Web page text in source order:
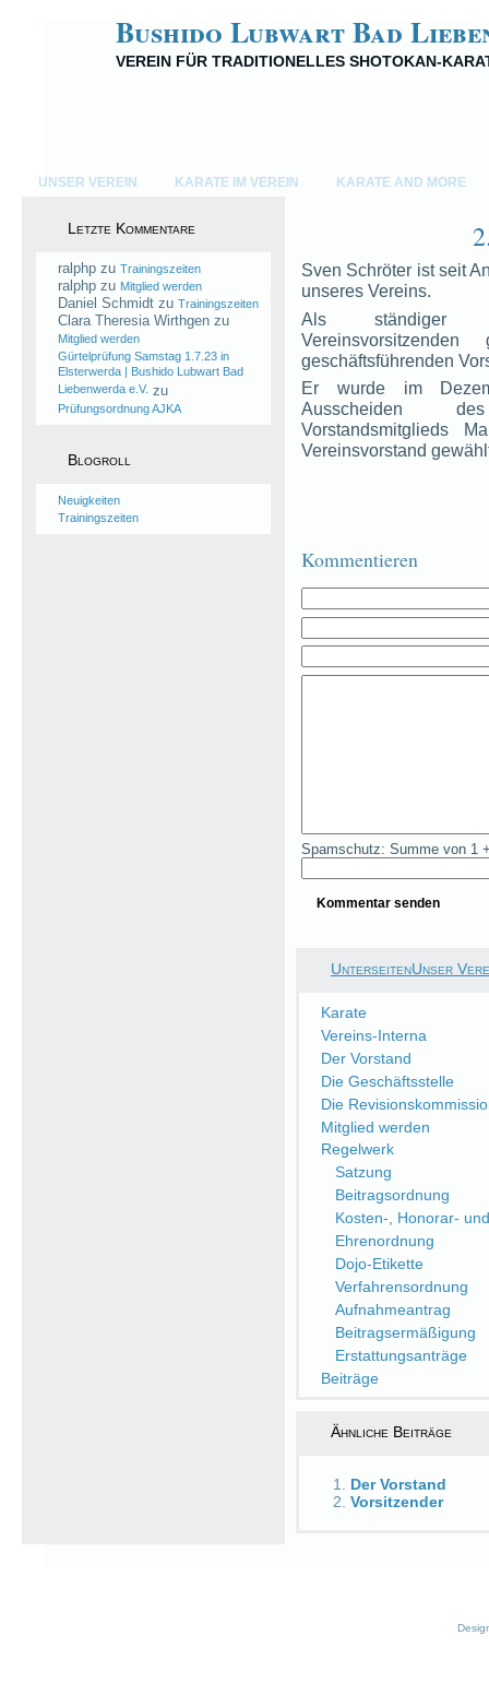
Bushido Lubwart Bad
VEREIN FÜR TRADITIONELLES SHOTOKAN-
UNSER VEREIN KARATE IM VEREIN KARATE AND MORE
Letzte Kommentare
ralphp zu Trainingszeiten
ralphp zu Mitglied werden
Daniel Schmidt zu Trainingszeiten
Clara Theresia Wirthgen zu
Mitglied werden
Gürtelprüfung Samstag 1.7.23 in
Elsterwerda | Bushido Lubwart Bad
Liebenwerda e.V. zu
Prüfungsordnung AJKA
Blogroll
Neuigkeiten
Trainingszeiten
Sven Schröter ist seit
unseres Vereins.
Als ständiger
geschäftsführenden
Er wurde im
Ausscheiden
Vorstandsmitglieds
Vereinsvorstand
Kommentieren
Spamschutz: Summe von 1
UnterseitenUnser
Karate
Vereins-Interna
Der Vorstand
Die Geschäftsstelle
Die
Mitglied werden
Regelwerk
Satzung
Beitragsordnung
Kosten-, Honorar-
Ehrenordnung
Dojo-Etikette
Verfahrensordnung
Aufnahmeantrag
Beitragsermäßigung
Erstattungsanträge
Beiträge
Ähnliche Beiträge
Der Vorstand
Vorsitzender